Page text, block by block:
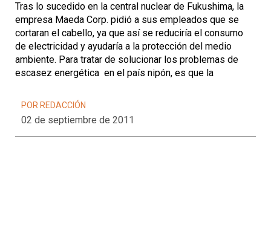
Tras lo sucedido en la central nuclear de Fukushima, la
empresa Maeda Corp. pidió a sus empleados que se
cortaran el cabello, ya que así se reduciría el consumo
de electricidad y ayudaría a la protección del medio
ambiente. Para tratar de solucionar los problemas de
escasez energética en el país nipón, es que la
POR REDACCIÓN
02 de septiembre de 2011